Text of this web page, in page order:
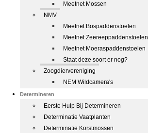
Meetnet Mossen
NMV
Meetnet Bospaddenstoelen
Meetnet Zeereeppaddenstoelen
Meetnet Moeraspaddenstoelen
Staat deze soort er nog?
Zoogdiervereniging
NEM Wildcamera's
Determineren
Eerste Hulp Bij Determineren
Determinatie Vaatplanten
Determinatie Korstmossen